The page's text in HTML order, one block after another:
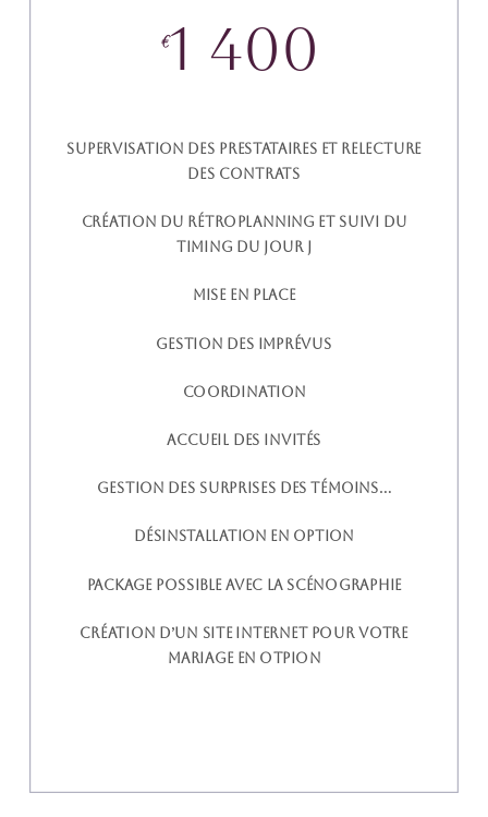
€1 400
Supervisation des prestataires et relecture
des contrats
Création du rétroplanning et suivi du
timing du Jour J
Mise en place
Gestion des imprévus
Coordination
Accueil des invités
Gestion des surprises des témoins…
Désinstallation en option
Package possible avec la scénographie
Création d’un site internet pour votre
mariage en otpion